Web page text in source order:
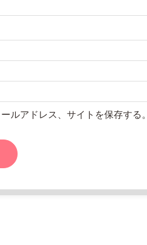
ルアドレス、サイトを保存する。